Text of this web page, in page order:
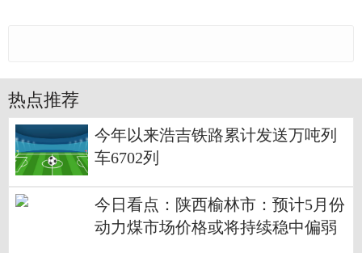
热点推荐
今年以来浩吉铁路累计发送万吨列
车6702列
今日看点：陕西榆林市：预计5月份
动力煤市场价格或将持续稳中偏弱